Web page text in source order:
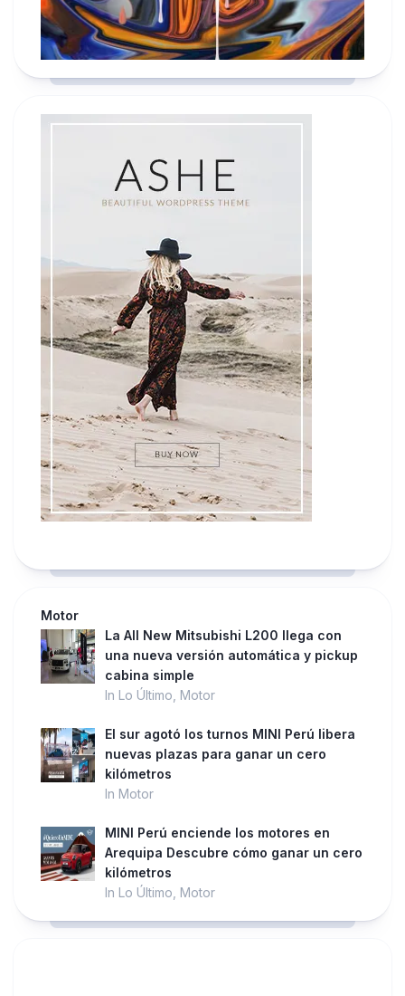
Motor
La All New Mitsubishi L200 llega con
una nueva versión automática y pickup
cabina simple
In Lo Último, Motor
El sur agotó los turnos MINI Perú libera
nuevas plazas para ganar un cero
kilómetros
In Motor
MINI Perú enciende los motores en
Arequipa Descubre cómo ganar un cero
kilómetros
In Lo Último, Motor